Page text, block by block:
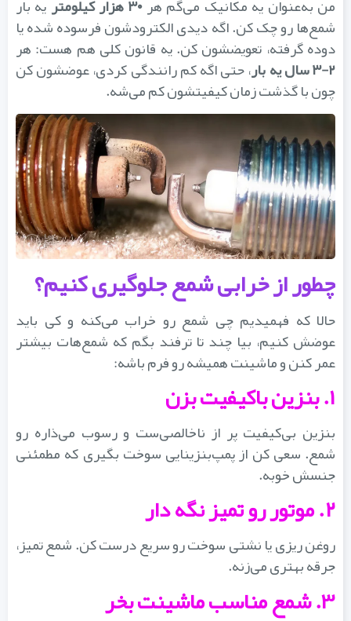
من به‌عنوان یه مکانیک می‌گم هر۳۰ هزار کیلومتر یه بار
شمع‌ها رو چک کن. اگه دیدی الکترودشون فرسوده شده یا
دوده گرفته، تعویضشون کن. یه قانون کلی هم هست: هر
، حتی اگه کم رانندگی کردی، عوضشون کن
چون با گذشت زمان کیفیتشون کم می‌شه.
چطور از خرابی شمع جلوگیری کنیم؟
حالا که فهمیدیم چی شمع رو خراب می‌کنه و کی باید
عوضش کنیم، بیا چند تا ترفند بگم که شمع‌هات بیشتر
عمر کنن و ماشینت همیشه رو فرم باشه:
بنزین بی‌کیفیت پر از ناخالصی‌ست و رسوب می‌ذاره رو
شمع. سعی کن از پمپ‌بنزینایی سوخت بگیری که مطمئنی
جنسش خوبه.
روغن‌ ریزی یا نشتی سوخت رو سریع درست کن. شمع تمیز،
جرقه بهتری می‌زنه.